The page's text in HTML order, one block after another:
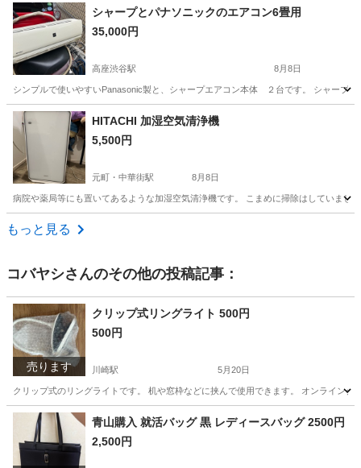
神奈川 茅ヶ崎市 茅ケ崎駅 オーディオ
シャープとパナソニックのエアコン6畳用
35,000円
高座渋谷駅 8月8日
シンプルで使いやすいPanasonic製と、シャープエアコン本体 ２台です。 シャープ
神奈川 大和市 高座渋谷駅 季節、空調家電
HITACHI 加湿空気清浄機
5,500円
元町・中華街駅 8月8日
病院や薬局等にも置いてあるような加湿空気清浄機です。 こまめに掃除はしていま
神奈川 横浜市
もっと見る
コバヤシさんのその他の投稿記事：
売ります
クリップ式リングライト 500円
500円
川崎駅 5月20日
クリップ式のリングライトです。 机や窓枠などに挟んで使用できます。 オンライン
神奈川 川崎市 川崎駅 その他 リングライト
青山購入 就活バッグ 黒 レディースバッグ 2500円
2,500円